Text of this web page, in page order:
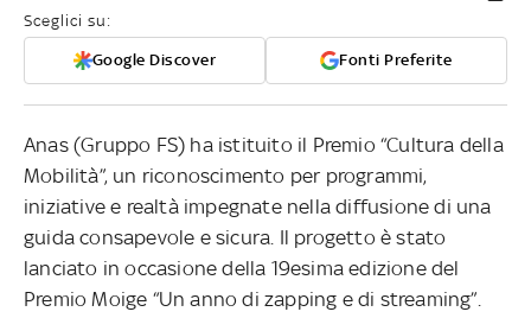
Sceglici su:
Google Discover Fonti Preferite
Anas (Gruppo FS) ha istituito il Premio “Cultura della
Mobilità”, un riconoscimento per programmi,
iniziative e realtà impegnate nella diffusione di una
guida consapevole e sicura. Il progetto è stato
lanciato in occasione della 19esima edizione del
Premio Moige “Un anno di zapping e di streaming”.